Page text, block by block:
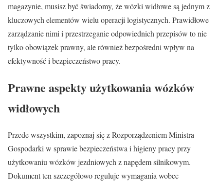
magazynie, musisz być świadomy, że wózki widłowe są jednym z
kluczowych elementów wielu operacji logistycznych. Prawidłowe
zarządzanie nimi i przestrzeganie odpowiednich przepisów to nie
tylko obowiązek prawny, ale również bezpośredni wpływ na
efektywność i bezpieczeństwo pracy.
Prawne aspekty użytkowania wózków
widłowych
Przede wszystkim, zapoznaj się z Rozporządzeniem Ministra
Gospodarki w sprawie bezpieczeństwa i higieny pracy przy
użytkowaniu wózków jezdniowych z napędem silnikowym.
Dokument ten szczegółowo reguluje wymagania wobec